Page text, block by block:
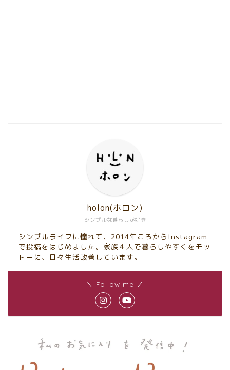
シンプルな暮らしが好き
holon(ホロン)
シンプルライフに憧れて、2014年ころからInstagram
で投稿をはじめました。家族４人で暮らしやすくをモッ
トーに、日々生活改善しています。
＼ Follow me ／